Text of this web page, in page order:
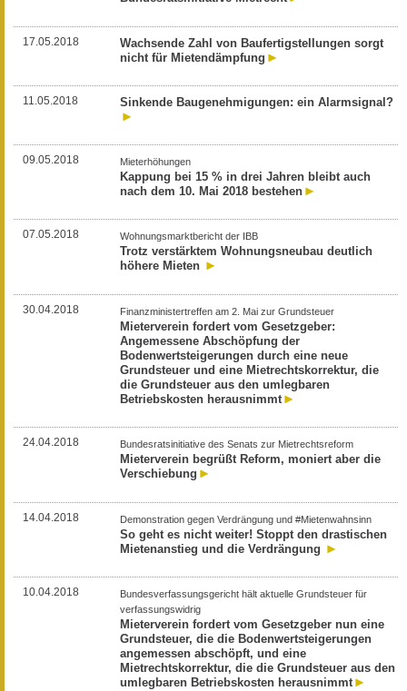
17.05.2018
Wachsende Zahl von Baufertigstellungen sorgt
nicht für Mietendämpfung
11.05.2018 Sinkende Baugenehmigungen: ein Alarmsignal?
09.05.2018 Mieterhöhungen
Kappung bei 15 % in drei Jahren bleibt auch
nach dem 10. Mai 2018 bestehen
07.05.2018 Wohnungsmarktbericht der IBB
Trotz verstärktem Wohnungsneubau deutlich
höhere Mieten
30.04.2018 Finanzministertreffen am 2. Mai zur Grundsteuer
Mieterverein fordert vom Gesetzgeber:
Angemessene Abschöpfung der
Bodenwertsteigerungen durch eine neue
Grundsteuer und eine Mietrechtskorrektur, die
die Grundsteuer aus den umlegbaren
Betriebskosten herausnimmt
24.04.2018 Bundesratsinitiative des Senats zur Mietrechtsreform
Mieterverein begrüßt Reform, moniert aber die
Verschiebung
14.04.2018 Demonstration gegen Verdrängung und #Mietenwahnsinn
So geht es nicht weiter! Stoppt den drastischen
Mietenanstieg und die Verdrängung
10.04.2018
Bundesverfassungsgericht hält aktuelle Grundsteuer für
verfassungswidrig
Mieterverein fordert vom Gesetzgeber nun eine
Grundsteuer, die die Bodenwertsteigerungen
angemessen abschöpft, und eine
Mietrechtskorrektur, die die Grundsteuer aus den
umlegbaren Betriebskosten herausnimmt